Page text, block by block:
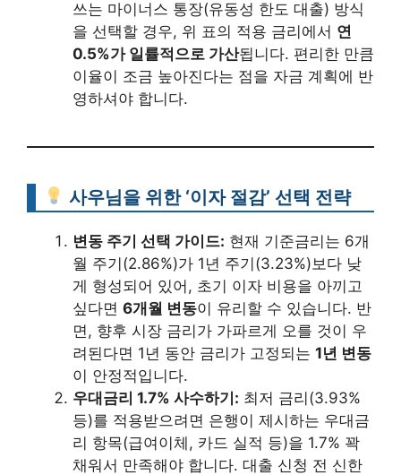
쓰는 마이너스 통장(유동성 한도 대출) 방식
을 선택할 경우, 위 표의 적용 금리에서 연
0.5%가 일률적으로 가산됩니다. 편리한 만큼
이율이 조금 높아진다는 점을 자금 계획에 반
영하셔야 합니다.
사우님을 위한 ‘이자 절감’ 선택 전략
변동 주기 선택 가이드: 현재 기준금리는 6개
월 주기(2.86%)가 1년 주기(3.23%)보다 낮
게 형성되어 있어, 초기 이자 비용을 아끼고
싶다면 6개월 변동이 유리할 수 있습니다. 반
면, 향후 시장 금리가 가파르게 오를 것이 우
려된다면 1년 동안 금리가 고정되는 1년 변동
이 안정적입니다.
우대금리 1.7% 사수하기: 최저 금리(3.93%
등)를 적용받으려면 은행이 제시하는 우대금
리 항목(급여이체, 카드 실적 등)을 1.7% 꽉
채워서 만족해야 합니다. 대출 신청 전 신한